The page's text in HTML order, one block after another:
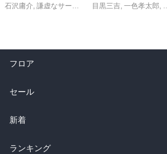
石沢庸介, 謙虚なサークル メル。
目黒三吉, 一色孝太郎,
フロア
総合
ラノベ
雑誌・グラビア
セール
総合
ラノベ
新着
総合
ランキング